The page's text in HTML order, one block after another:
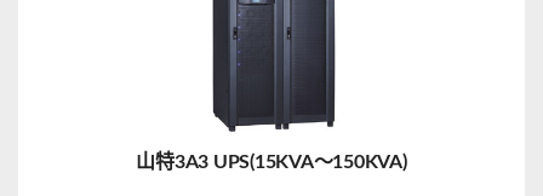
山特3A3 UPS(15KVA～150KVA)